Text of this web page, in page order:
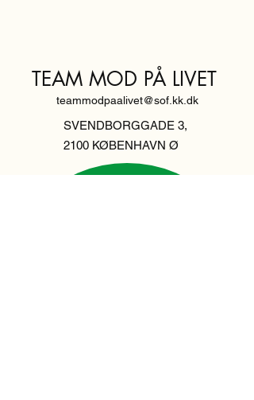
TEAM MOD PÅ LIVET
teammodpaalivet@sof.kk.dk
SVENDBORGGADE 3,
2100 KØBENHAVN Ø